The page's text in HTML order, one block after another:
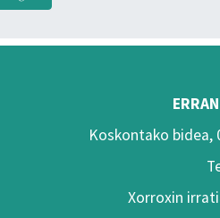
Koskontako bidea,
Xorroxin